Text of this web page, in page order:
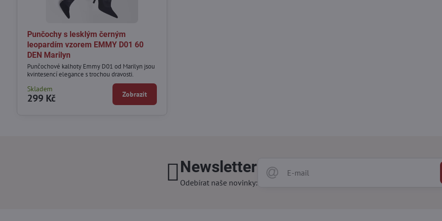
Punčochy s lesklým černým
leopardím vzorem EMMY D01 60
DEN Marilyn
Punčochové kalhoty Emmy D01 od Marilyn jsou
kvintesencí elegance s trochou dravosti.
Skladem
299 Kč Zobrazit
Newsletter
Odebírat naše novinky: